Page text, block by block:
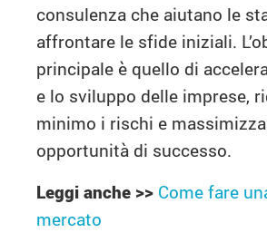
consulenza che aiutano le
affrontare le sfide iniziali.
principale è quello di
e lo sviluppo delle imprese,
minimo i rischi e
opportunità di successo.
Leggi anche >> Come fare
mercato